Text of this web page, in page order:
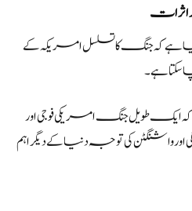
اثرات
کہ جنگ کا تسلسل امریکہ کے
سکتا ہے۔
ایک طویل جنگ امریکی فوجی اور
واشنگٹن کی توجہ دنیا کے دیگر اہم